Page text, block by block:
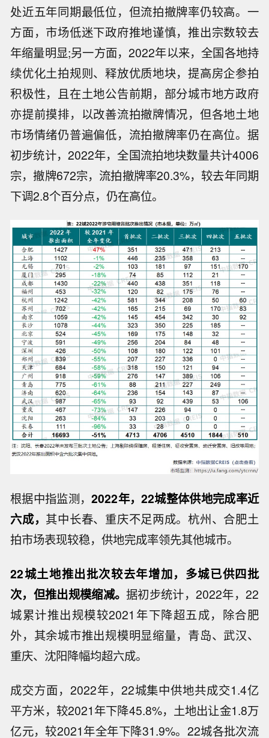
处近五年同期最低位，但流拍撤牌率仍较高。一
方面，市场低迷下政府推地谨慎，推出宗数较去
年缩量明显;另一方面，2022年以来，全国各地持
续优化土拍规则、释放优质地块，提高房企参拍
积极性，且在土地公告前期，部分城市地方政府
亦提前摸排，以改善流拍撤牌情况，但各地土地
市场情绪仍普遍偏低，流拍撤牌率仍在高位。据
初步统计，2022年，全国流拍地块数量共计4006
宗，撤牌672宗，流拍撤牌率20.3%，较去年同期
下调2.8个百分点，仍在高位。
根据中指监测，2022年，22城整体供地完成率近
六成， 其中长春、重庆不足两成。杭州、合肥土
拍市场表现较稳，供地完成率领先其他城市。
22城土地推出批次较去年增加，多城已供四批
次，但推出规模缩减。据初步统计，2022年，22
城累计推出规模较2021年下降超五成，除合肥
外，其余城市推出规模明显缩量，青岛、武汉、
重庆、沈阳降幅均超六成。
成交方面，2022年，22城集中供地共成交1.4亿
平方米，较2021年下降45.8%，土地出让金1.8万
亿元，较2021年全年下降31.9%。22城各批次流